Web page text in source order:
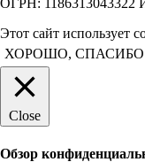
ОГРН: 1186313043322
Этот сайт использует
ХОРОШО, СПАСИБО
Close
Обзор